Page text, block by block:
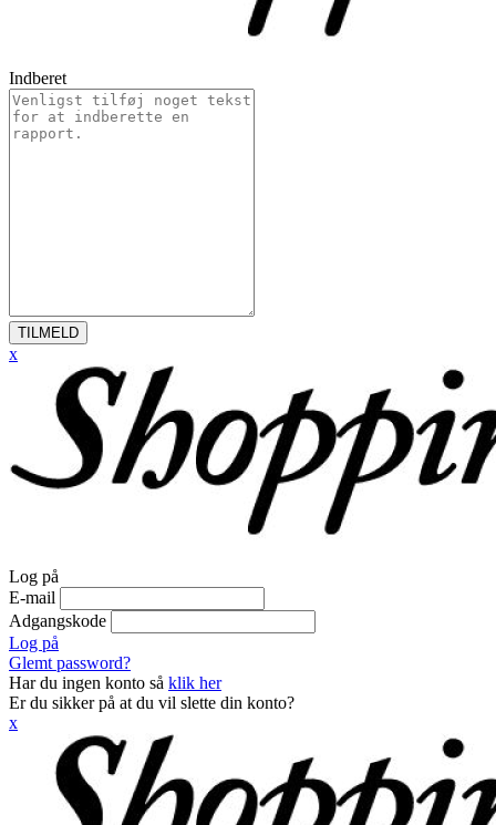
Indberet
TILMELD
x
Log på
E-mail
Adgangskode
Log på
Glemt password?
Har du ingen konto så klik her
Er du sikker på at du vil slette din konto?
x